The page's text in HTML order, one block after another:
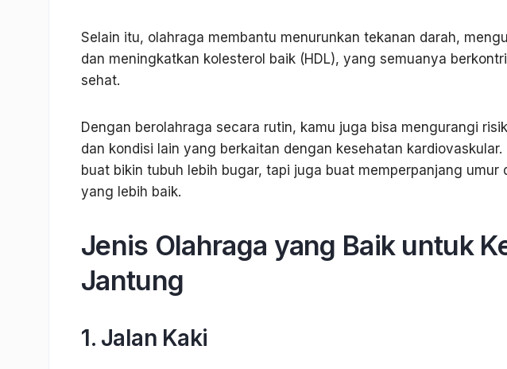
Selain itu, olahraga membantu menurunkan tekanan darah,
dan meningkatkan kolesterol baik (HDL), yang semuanya
sehat.
Dengan berolahraga secara rutin, kamu juga bisa mengurangi
dan kondisi lain yang berkaitan dengan kesehatan
buat bikin tubuh lebih bugar, tapi juga buat memperpanjang umur
yang lebih baik.
Jenis Olahraga yang Baik untuk
Jantung
1. Jalan Kaki